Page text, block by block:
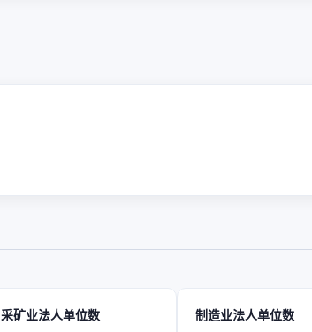
采矿业法人单位数 制造业法人单位数